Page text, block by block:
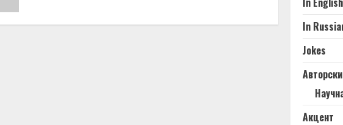
In
Jokes
Акцент